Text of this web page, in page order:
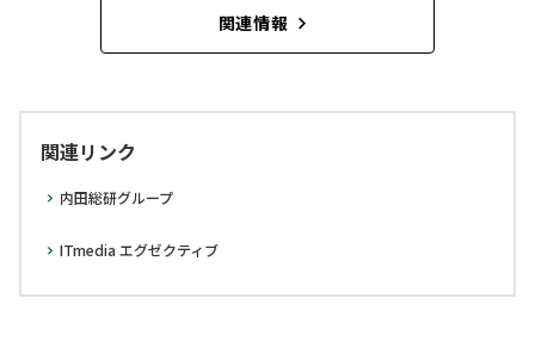
関連情報
関連リンク
内田総研グループ
ITmedia エグゼクティブ